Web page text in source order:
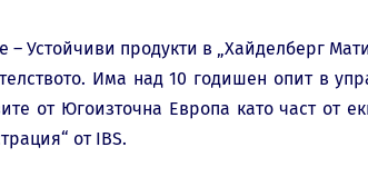
Устойчиви продукти в „Хайделберг
Има над 10 годишен опит в
от Югоизточна Европа като част от
от IBS.